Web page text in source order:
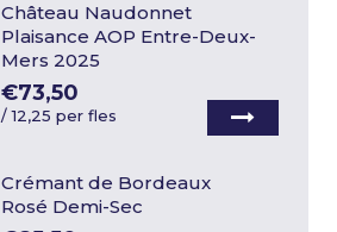
Château Naudonnet
Plaisance AOP Entre-Deux-
Mers 2025
€73,50
/12,25 per fles
Crémant de Bordeaux
Rosé Demi-Sec